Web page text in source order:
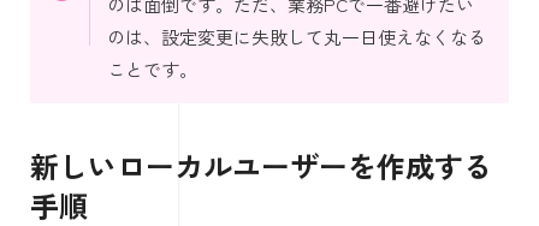
のは、設定変更に失敗して丸一日使えなくなる
ことです。
新しいローカルユーザーを作成する
手順